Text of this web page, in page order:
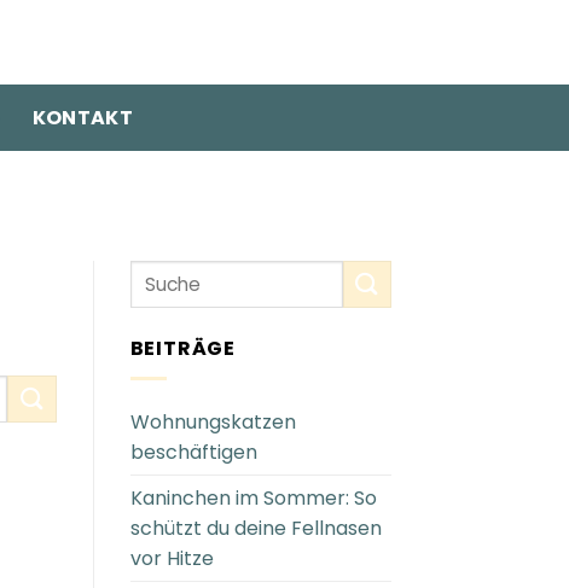
KONTAKT
BEITRÄGE
Wohnungskatzen
beschäftigen
Kaninchen im Sommer: So
schützt du deine Fellnasen
vor Hitze